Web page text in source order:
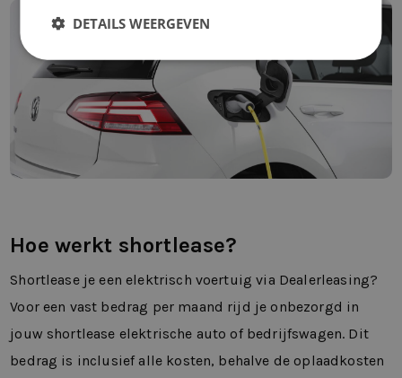
Hoe werkt shortlease?
Shortlease je een elektrisch voertuig via Dealerleasing?
Voor een vast bedrag per maand rijd je onbezorgd in
jouw shortlease elektrische auto of bedrijfswagen. Dit
bedrag is inclusief alle kosten, behalve de oplaadkosten
DETAILS WEERGEVEN